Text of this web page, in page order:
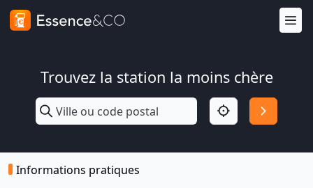
Trouvez la station la moins chère
Informations pratiques